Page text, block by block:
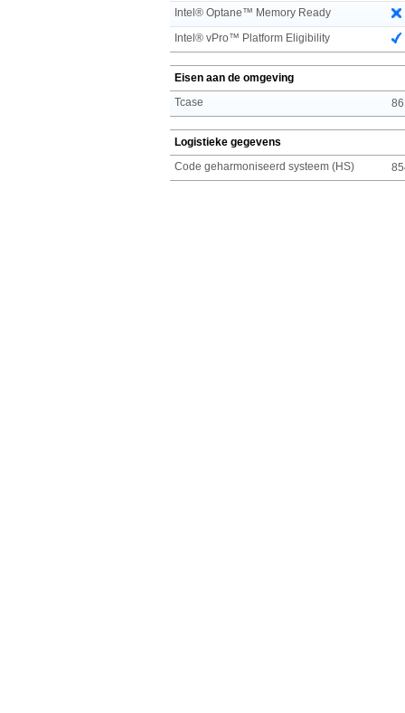
Intel® Optane™ Memory Ready
Intel® vPro™ Platform Eligibility
Eisen aan de omgeving
Tcase
Logistieke gegevens
Code geharmoniseerd systeem (HS)